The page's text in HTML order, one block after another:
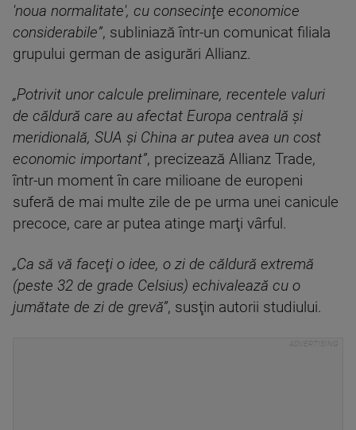
'noua normalitate', cu consecinţe economice
considerabile”, subliniază într-un comunicat filiala
grupului german de asigurări Allianz.
„Potrivit unor calcule preliminare, recentele valuri
de căldură care au afectat Europa centrală şi
meridională, SUA şi China ar putea avea un cost
economic important”, precizează Allianz Trade,
într-un moment în care milioane de europeni
suferă de mai multe zile de pe urma unei canicule
precoce, care ar putea atinge marţi vârful.
„Ca să vă faceţi o idee, o zi de căldură extremă
(peste 32 de grade Celsius) echivalează cu o
jumătate de zi de grevă”, susţin autorii studiului.